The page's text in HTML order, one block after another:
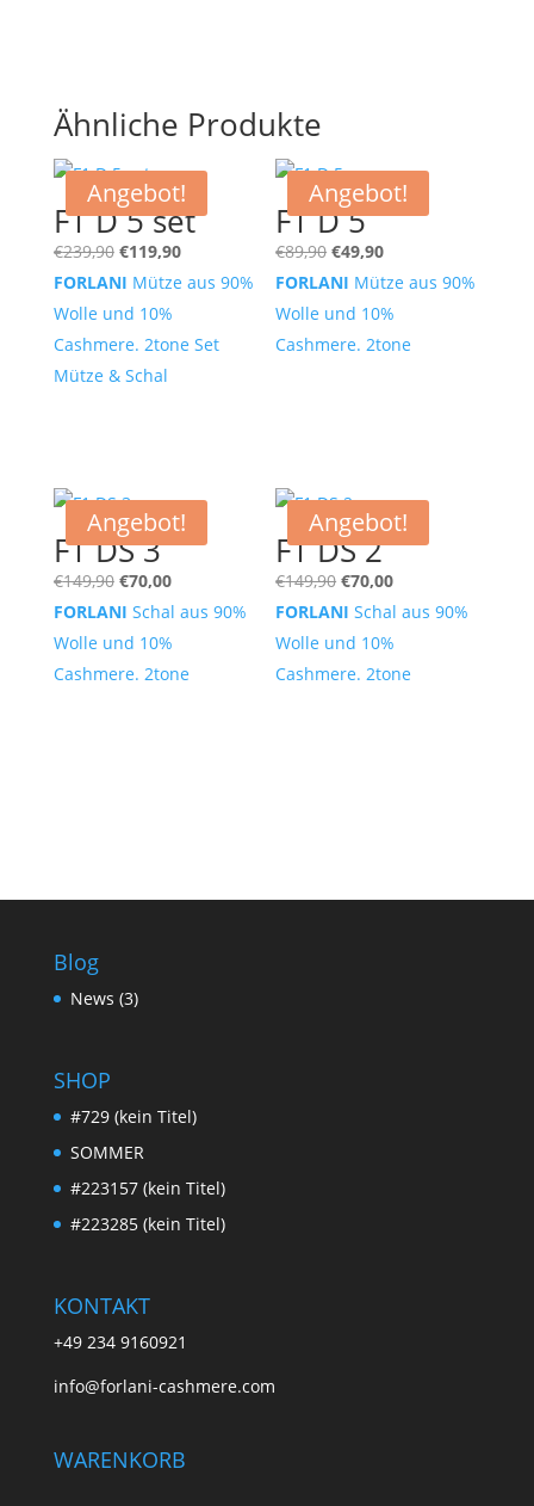
Ähnliche Produkte
Angebot!
F1 D 5 set
€239,90 Ursprünglicher
Preis
war:
€239,90
€119,90Aktueller
Preis
€119,90.
FORLANI Mütze aus 90%
Wolle und 10%
Cashmere. 2tone Set
Mütze & Schal
Angebot!
F1 D 5
€89,90 Ursprünglicher
Preis
war:
€89,90
€49,90Aktueller
Preis
ist:
€49,90.
FORLANI Mütze aus 90%
Wolle und 10%
Cashmere. 2tone
Angebot!
F1 DS 3
€149,90 Ursprünglicher
Preis
war:
€149,90
€70,00Aktueller
Preis
ist:
€70,00.
FORLANI Schal aus 90%
Wolle und 10%
Cashmere. 2tone
Angebot!
F1 DS 2
€149,90 Ursprünglicher
Preis
war:
€149,90
€70,00Aktueller
Preis
ist:
€70,00.
FORLANISchal aus 90%
Wolle und 10%
Cashmere. 2tone
Blog
News (3)
SHOP
#729 (kein Titel)
SOMMER
#223157 (kein Titel)
#223285 (kein Titel)
KONTAKT
+49 234 9160921
info@forlani-cashmere.com
WARENKORB